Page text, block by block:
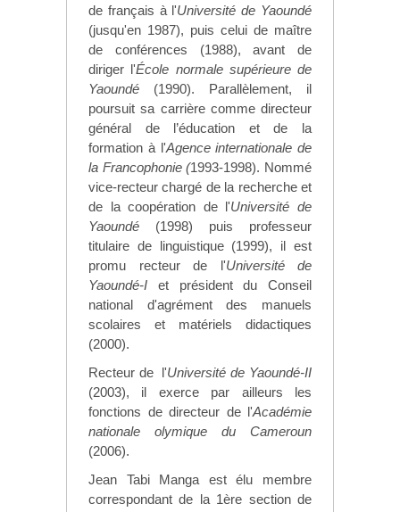
de français à l'Université de Yaoundé
(jusqu'en 1987), puis celui de maître
de conférences (1988), avant de
diriger l'École normale supérieure de
Yaoundé (1990). Parallèlement, il
poursuit sa carrière comme directeur
général de l’éducation et de la
formation à l'Agence internationale de
la Francophonie (1993-1998). Nommé
vice-recteur chargé de la recherche et
de la coopération de l'Université de
Yaoundé (1998) puis professeur
titulaire de linguistique (1999), il est
promu recteur de l'Université de
Yaoundé-I et président du Conseil
national d'agrément des manuels
scolaires et matériels didactiques
(2000).
Recteur de l'Université de Yaoundé-II
(2003), il exerce par ailleurs les
fonctions de directeur de l'Académie
nationale olymique du Cameroun
(2006).
Jean Tabi Manga est élu membre
correspondant de la 1ère section de